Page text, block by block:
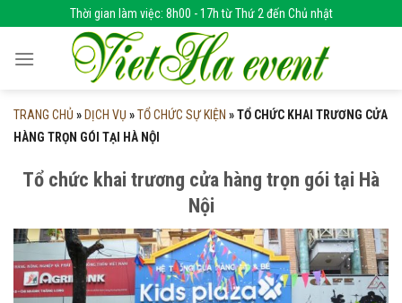
to
content
Thời gian làm việc: 8h00 - 17h từ Thứ 2 đến Chủ nhật
TRANG CHỦ » DỊCH VỤ »TỔ CHỨC SỰ KIỆN »TỔ CHỨC KHAI TRƯƠNG CỬA
HÀNG TRỌN GÓI TẠI HÀ NỘI
Tổ chức khai trương cửa hàng trọn gói tại Hà
Nội